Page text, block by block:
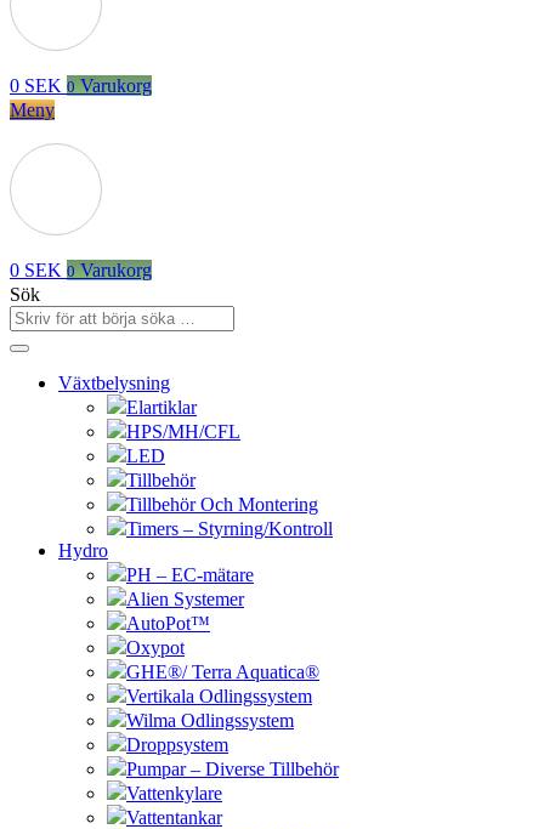
0 SEK 0 Varukorg
Meny
0 SEK 0 Varukorg
Sök
Växtbelysning
Elartiklar
HPS/MH/CFL
LED
Tillbehör
Tillbehör Och Montering
Timers – Styrning/Kontroll
Hydro
PH – EC-mätare
Alien Systemer
AutoPot™
Oxypot
GHE®/ Terra Aquatica®
Vertikala Odlingssystem
Wilma Odlingssystem
Droppsystem
Pumpar – Diverse Tillbehör
Vattenkylare
Vattentankar